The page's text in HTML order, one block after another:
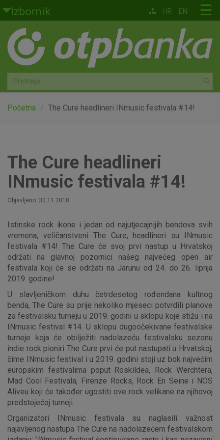
Skoči na glavni sadržaj
Izbornik
Građani
Privatno bankarstvo
Agro
Mala poduzeća i obrtnici
Globalna tržišta
Faktoring
O nama
☰
HR EN
Početna The Cure headlineri INmusic festivala #14!
The Cure headlineri
INmusic festivala #14!
Objavljeno: 30.11.2018
Istinske rock ikone i jedan od najutjecajnijih bendova svih
vremena, veličanstveni The Cure, headlineri su INmusic
festivala #14! The Cure će svoj prvi nastup u Hrvatskoj
održati na glavnoj pozornici našeg najvećeg open air
festivala koji će se održati na Jarunu od 24. do 26. lipnja
2019. godine!
U slavljeničkom duhu četrdesetog rođendana kultnog
benda, The Cure su prije nekoliko mjeseci potvrdili planove
za festivalsku turneju u 2019. godini u sklopu koje stižu i na
INmusic festival #14. U sklopu dugoočekivane festivalske
turneje koja će obilježiti nadolazeću festivalsku sezonu
indie rock pioniri The Cure prvi će put nastupati u Hrvatskoj,
čime INmusic festival i u 2019. godini stoji uz bok najvećim
europskim festivalima poput Roskildea, Rock Werchtera,
Mad Cool Festivala, Firenze Rocks, Rock En Seine i NOS
Aliveu koji će također ugostiti ove rock velikane na njihovoj
predstojećoj turneji.
Organizatori INmusic festivala su naglasili važnost
najavljenog nastupa The Cure na nadolazećem festivalskom